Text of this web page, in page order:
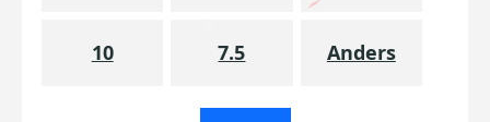
10 7.5 Anders